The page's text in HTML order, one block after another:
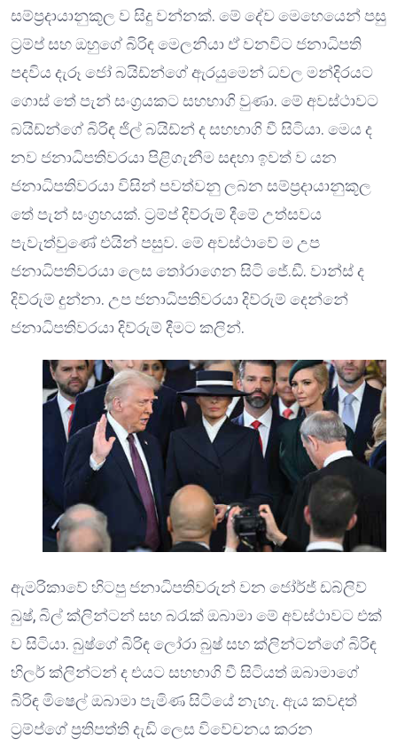
සම්ප්‍රදායානුකූල ව සිදු වන්නක්. මේ දේව මෙහෙයෙන් පසු
ට්‍රම්ප් සහ ඔහුගේ බිරිඳ මෙලනියා ඒ වනවිට ජනාධිපති
පදවිය දැරූ ජෝ බයිඩ්න්ගේ ඇරයුමෙන් ධවල මන්දිරයට
ගොස් තේ පැන් සංග්‍රයකට සහභාගි වුණා. මේ අවස්ථාවට
බයිඩ්න්ගේ බිරිඳ ජිල් බයිඩ්න් ද සහභාගි වී සිටියා. මෙය ද
නව ජනාධිපතිවරයා පිළිගැනීම සඳහා ඉවත් ව යන
ජනාධිපතිවරයා විසින් පවත්වනු ලබන සම්ප්‍රදායානුකූල
තේ පැන් සංග්‍රහයක්. ට්‍රම්ප් දිව්රුම් දීමේ උත්සවය
පැවැත්වුණේ එයින් පසුව. මේ අවස්ථාවේ ම උප
ජනාධිපතිවරයා ලෙස තෝරාගෙන සිටි ජේ.ඩී. වාන්ස් ද
දිව්රුම් දුන්නා. උප ජනාධිපතිවරයා දිව්රුම් දෙන්නේ
ජනාධිපතිවරයා දිව්රුම් දීමට කලින්.
ඇමරිකාවේ හිටපු ජනාධිපතිවරුන් වන ජෝර්ජ් ඩබ්ලිව්
බුෂ්, බිල් ක්ලින්ටන් සහ බරැක් ඔබාමා මේ අවස්ථාවට එක්
ව සිටියා. බුෂ්ගේ බිරිඳ ලෝරා බුෂ් සහ ක්ලින්ටන්ගේ බිරිඳ
හිලර් ක්ලින්ටන් ද එයට සහභාගි වී සිටියත් ඔබාමාගේ
බිරිඳ මිෂෙල් ඔබාමා පැමිණ සිටියේ නැහැ. ඇය කවදත්
ට්‍රම්ප්ගේ ප්‍රතිපත්ති දැඩි ලෙස විවේචනය කරන